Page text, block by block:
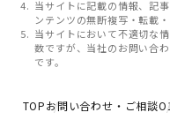
当サイトに記載の情報、記
ンテンツの無断複写・転載
当サイトにおいて不適切な
数ですが、当社のお問い合
です。
TOPお問い合わせ・ご相談